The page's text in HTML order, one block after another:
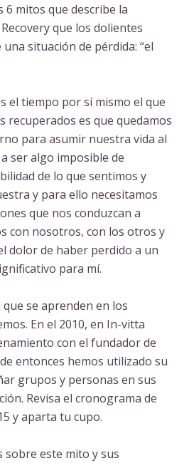
6 mitos que describe la
que los dolientes
situación de pérdida: “el
el tiempo por sí mismo el que
recuperados es que quedamos
para asumir nuestra vida al
ser algo imposible de
de lo que sentimos y
y para ello necesitamos
que nos conduzcan a
con nosotros, con los otros y
dolor de haber perdido a un
para mí.
que se aprenden en los
En el 2010, en In-vitta
con el fundador de
entonces hemos utilizado su
grupos y personas en sus
Revisa el cronograma de
y aparta tu cupo.
sobre este mito y sus